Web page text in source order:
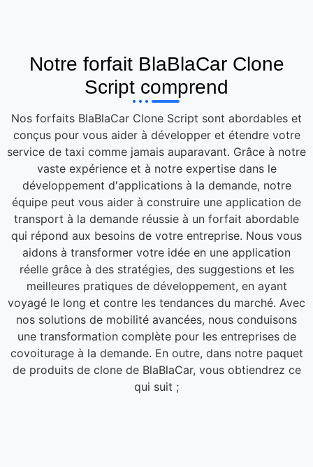
Notre forfait BlaBlaCar Clone
Script comprend
Nos forfaits BlaBlaCar Clone Script sont abordables et
conçus pour vous aider à développer et étendre votre
service de taxi comme jamais auparavant. Grâce à notre
vaste expérience et à notre expertise dans le
développement d'applications à la demande, notre
équipe peut vous aider à construire une application de
transport à la demande réussie à un forfait abordable
qui répond aux besoins de votre entreprise. Nous vous
aidons à transformer votre idée en une application
réelle grâce à des stratégies, des suggestions et les
meilleures pratiques de développement, en ayant
voyagé le long et contre les tendances du marché. Avec
nos solutions de mobilité avancées, nous conduisons
une transformation complète pour les entreprises de
covoiturage à la demande. En outre, dans notre paquet
de produits de clone de BlaBlaCar, vous obtiendrez ce
qui suit ;